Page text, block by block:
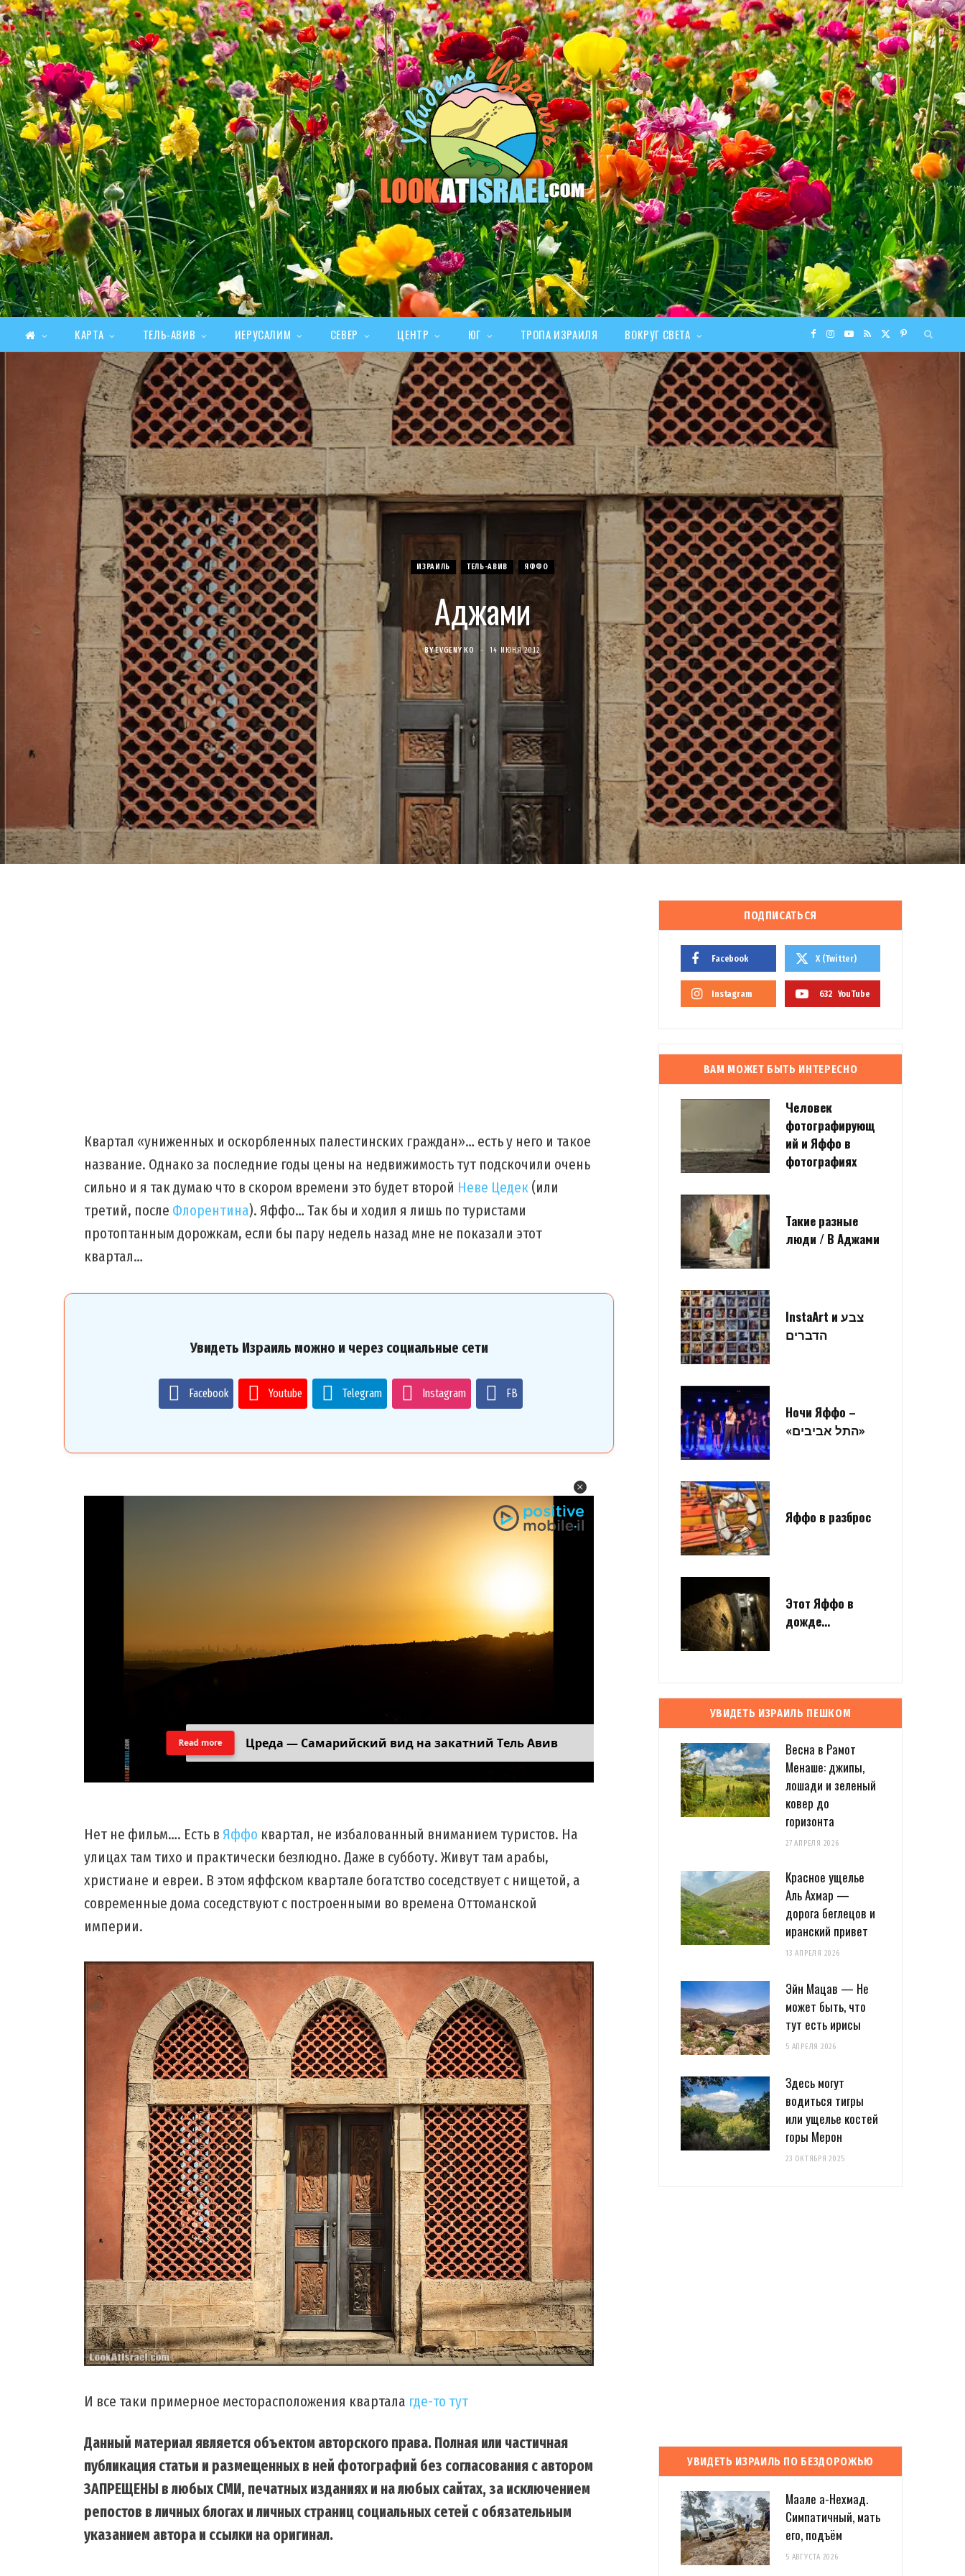
F
a
c
e
b
o
o
I
n
s
t
a
g
r
a
m
Y
o
u
u
b
e
R
S
P
КАРТА ТЕЛЬ-АВИВ ИЕРУСАЛИМ СЕВЕР ЦЕНТР ЮГ ТРОПА ИЗРАИЛЯ ВОКРУГ СВЕТА
ИЗРАИЛЬ ТЕЛЬ-АВИВ ЯФФО
Аджами
BY EVGENY KO 14 ИЮНЯ 2012
Квартал «униженных и оскорбленных палестинских граждан»… есть у него и такое
название. Однако за последние годы цены на недвижимость тут подскочили очень
сильно и я так думаю что в скором времени это будет второй Неве Цедек(или
третий, после Флорентина). Яффо… Так бы и ходил я лишь по туристами
протоптанным дорожкам, если бы пару недель назад мне не показали этот
квартал…
Увидеть Израиль можно и через социальные сети
Facebook Youtube Telegram Instagram FB
Цреда — Самарийский вид на закатний Тель Авив
Read more
Нет не фильм…. Есть в Яффо квартал, не избалованный вниманием туристов. На
улицах там тихо и практически безлюдно. Даже в субботу. Живут там арабы,
христиане и евреи. В этом яффском квартале богатство соседствует с нищетой, а
современные дома соседствуют с построенными во времена Оттоманской
империи.
И все таки примерное месторасположения квартала где-то тут
Данный материал является объектом авторского права. Полная или частичная
публикация статьи и размещенных в ней фотографий без согласования с автором
ЗАПРЕЩЕНЫ в любых СМИ, печатных изданиях и на любых сайтах, за исключением
репостов в личных блогах и личных страниц социальных сетей с обязательным
указанием автора и ссылки на оригинал.
ПОДПИСАТЬСЯ
Facebook X (Twitter)
Instagram 632 YouTube
ВАМ МОЖЕТ БЫТЬ ИНТЕРЕСНО
Человек
фотографирующ
ий и Яффо в
фотографиях
Такие разные
люди / В Аджами
InstaArt и צבע
הדברים
Ночи Яффо –
«התל אביבים»
Яффо в разброс
Этот Яффо в
дожде…
УВИДЕТЬ ИЗРАИЛЬ ПЕШКОМ
Весна в Рамот
Менаше: джипы,
лошади и зеленый
ковер до
горизонта
27 АПРЕЛЯ 2026
Красное ущелье
Аль Ахмар —
дорога беглецов и
иранский привет
13 АПРЕЛЯ 2026
Эйн Мацав — Не
может быть, что
тут есть ирисы
5 АПРЕЛЯ 2026
Здесь могут
водиться тигры
или ущелье костей
горы Мерон
23 ОКТЯБРЯ 2025
УВИДЕТЬ ИЗРАИЛЬ ПО БЕЗДОРОЖЬЮ
Маале а-Нехмад.
Симпатичный, мать
его, подъём
5 АВГУСТА 2026